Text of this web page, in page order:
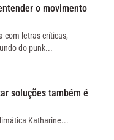
o movimento
com letras críticas,
do punk...
soluções também é
Katharine...